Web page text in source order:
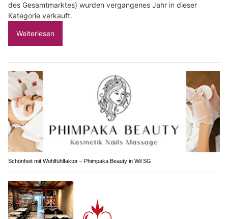
des Gesamtmarktes) wurden vergangenes Jahr in dieser
Kategorie verkauft.
Weiterlesen
Schönheit mit Wohlfühlfaktor – Phimpaka Beauty in Wil SG